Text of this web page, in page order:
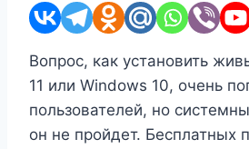
Вопрос, как установить
11 или Windows 10, очень
пользователей, но
он не пройдет. Бесплатных